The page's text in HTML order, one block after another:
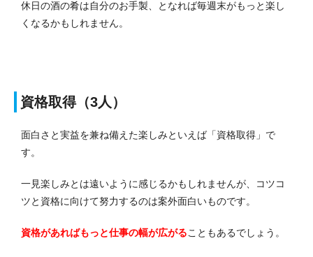
休日の酒の肴は自分のお手製、となれば毎週末がもっと楽し
くなるかもしれません。
資格取得（3人）
面白さと実益を兼ね備えた楽しみといえば「資格取得」で
す。
一見楽しみとは遠いように感じるかもしれませんが、コツコ
ツと資格に向けて努力するのは案外面白いものです。
資格があればもっと仕事の幅が広がることもあるでしょう。